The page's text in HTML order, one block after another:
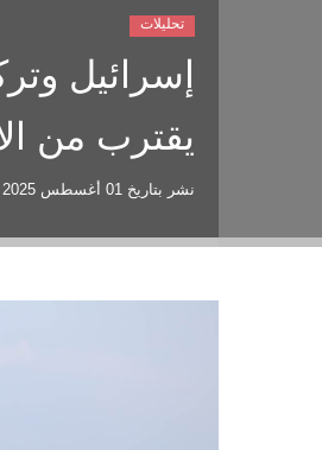
إسرائيل
يقترب من
نشر بتاريخ 01 أغسطس 2025
تحليلات